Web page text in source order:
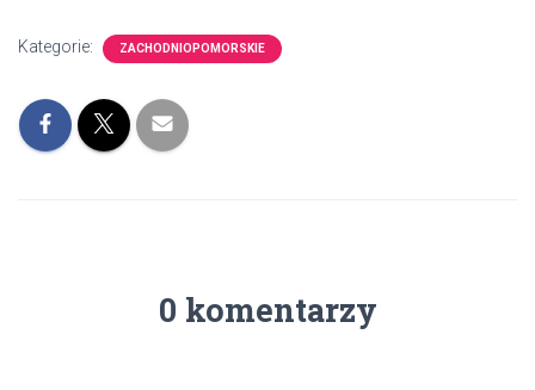
Kategorie: ZACHODNIOPOMORSKIE
0 komentarzy